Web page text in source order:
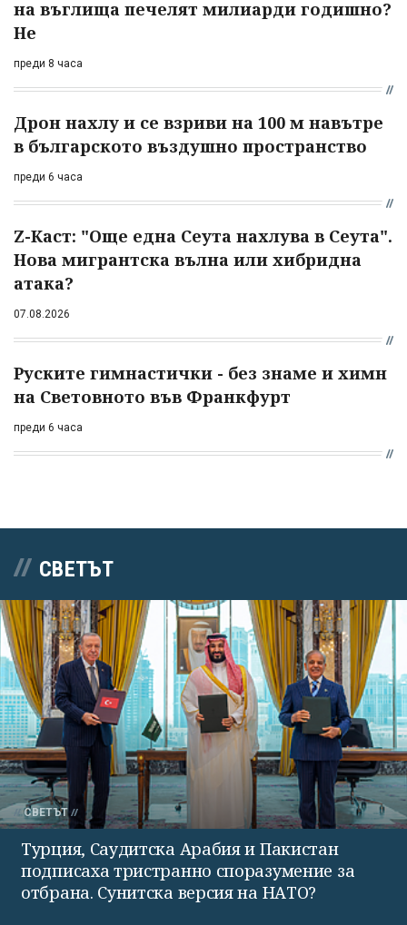
на въглища печелят милиарди годишно?
Не
преди 8 часа
Дрон нахлу и се взриви на 100 м навътре
в българското въздушно пространство
преди 6 часа
Z-Каст: "Още една Сеута нахлува в Сеута".
Нова мигрантска вълна или хибридна
атака?
07.08.2026
Руските гимнастички - без знаме и химн
на Световното във Франкфурт
преди 6 часа
СВЕТЪТ
СВЕТЪТ
Турция, Саудитска Арабия и Пакистан
подписаха тристранно споразумение за
отбрана. Сунитска версия на НАТО?